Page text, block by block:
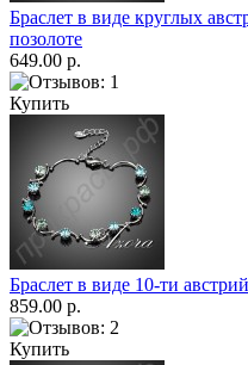
Браслет в виде круглых
позолоте
649.00 р.
Купить
Браслет в виде 10-ти
859.00 р.
Купить